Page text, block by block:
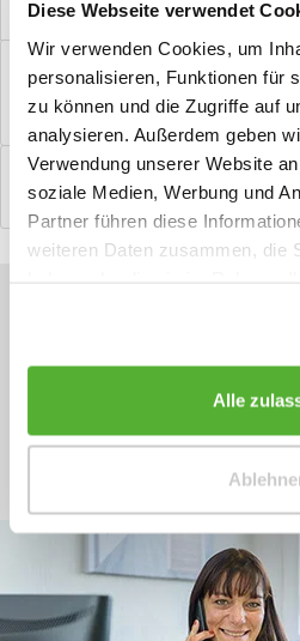
Diese Webseite verwendet
Wir verwenden Cookies, um
personalisieren, Funktionen für
zu können und die Zugriffe auf
analysieren. Außerdem geben
Verwendung unserer Website
soziale Medien, Werbung und
Partner führen diese
weiteren Daten zusammen, die
Alle
Windfangelemente online am
einbaufertig bestellen. In wenigen...
Bewertungen
0
Bewertungen lesen, schreiben
Sie haben Fragen
+49 (0)4244 965 34 04